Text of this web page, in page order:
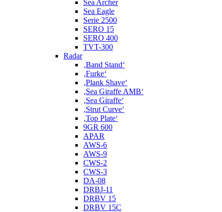
Sea Archer
Sea Eagle
Serie 2500
SERO 15
SERO 400
TVT-300
Radar
‚Band Stand‘
‚Furke‘
‚Plank Shave‘
‚Sea Giraffe AMB‘
‚Sea Giraffe‘
‚Strut Curve‘
‚Top Plate‘
9GR 600
APAR
AWS-6
AWS-9
CWS-2
CWS-3
DA-08
DRBJ-11
DRBV 15
DRBV 15C